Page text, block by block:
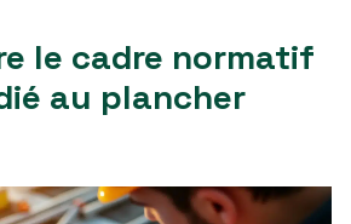
le cadre normatif
au plancher